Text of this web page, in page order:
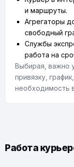
и маршруты.
Агрегаторы
свободный
Службы
работа на
Выбирая, важно
привязку,
необходимость
Работа